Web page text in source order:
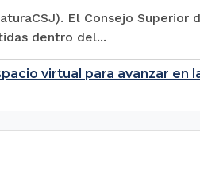
El Consejo Superior
dentro del...
virtual para avanzar en